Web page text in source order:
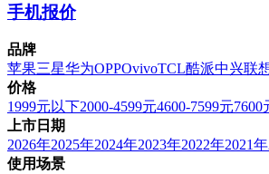
手机报价
品牌
苹果三星华为OPPOvivoTCL酷派中兴联
价格
1999元以下2000-4599元4600-7599元7600
上市日期
2026年2025年2024年2023年2022年2021年
使用场景